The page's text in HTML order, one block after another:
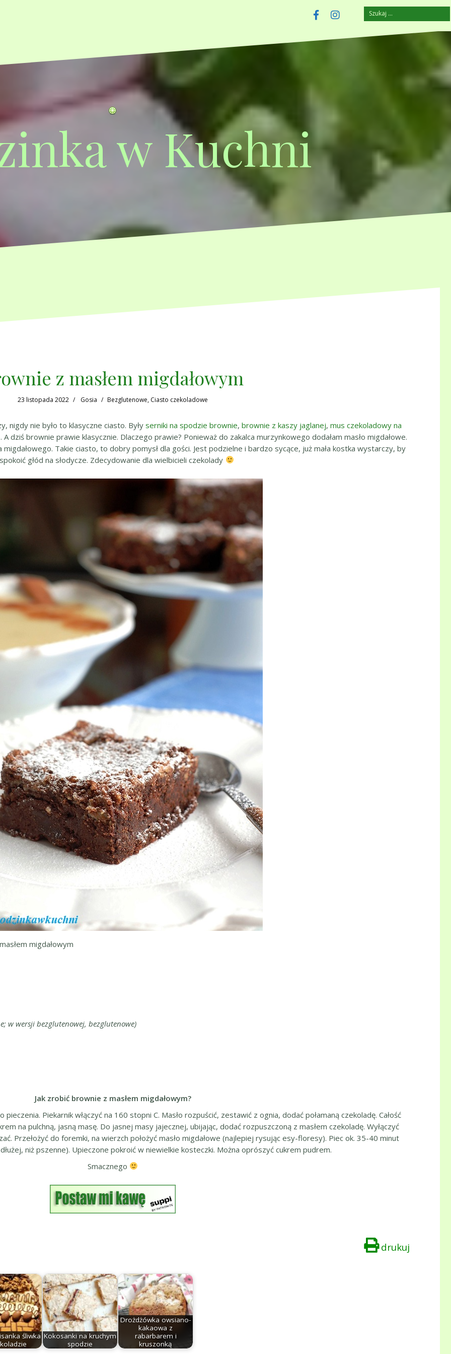
Instagram
szczuplejemy.pl
Szukaj:
w Kuchni
z masłem migdałowym
23 listopada 2022 Gosia Bezglutenowe, Ciasto czekoladowe
nigdy nie było to klasyczne ciasto. Były serniki na spodzie brownie, brownie z kaszy jaglanej, mus czekoladowy na
. A dziś brownie prawie klasycznie. Dlaczego prawie? Ponieważ do zakalca murzynkowego dodałam masło migdałowe.
Takie ciasto, to dobry pomysł dla gości. Jest podzielne i bardzo sycące, już mała kostka wystarczy, by
głód na słodycze. Zdecydowanie dla wielbicieli czekolady
migdałowym
w wersji bezglutenowej, bezglutenowe)
Jak zrobić brownie z masłem migdałowym?
Piekarnik włączyć na 160 stopni C. Masło rozpuścić, zestawić z ognia, dodać połamaną czekoladę. Całość
na pulchną, jasną masę. Do jasnej masy jajecznej, ubijając, dodać rozpuszczoną z masłem czekoladę. Wyłączyć
Przełożyć do foremki, na wierzch położyć masło migdałowe (najlepiej rysując esy-floresy). Piec ok. 35-40 minut
niż pszenne). Upieczone pokroić w niewielkie kosteczki. Można oprószyć cukrem pudrem.
Smacznego
drukuj
śliwka Kokosanki na kruchym
spodzie
Drożdżówka owsiano-
kakaowa z
rabarbarem i
kruszonką